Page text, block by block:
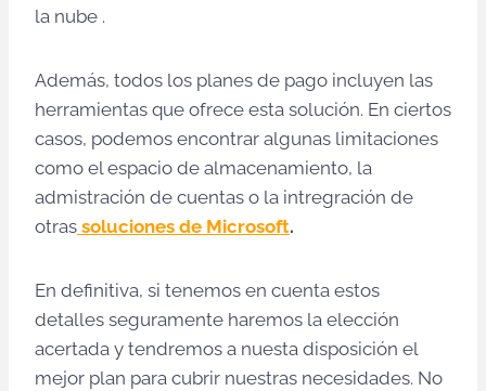
la nube .
Además, todos los planes de pago incluyen las
herramientas que ofrece esta solución. En ciertos
casos, podemos encontrar algunas limitaciones
como el espacio de almacenamiento, la
admistración de cuentas o la intregración de
otras soluciones de Microsoft.
En definitiva, si tenemos en cuenta estos
detalles seguramente haremos la elección
acertada y tendremos a nuesta disposición el
mejor plan para cubrir nuestras necesidades. No